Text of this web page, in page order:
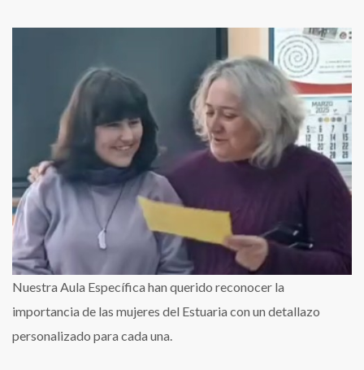
Nuestra Aula Específica han querido reconocer la
importancia de las mujeres del Estuaria con un detallazo
personalizado para cada una.